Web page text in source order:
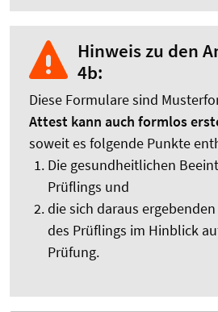
Hinweis zu den
4b:
Diese Formulare sind
Attest kann auch formlos
soweit es folgende Punkte
Die gesundheitlichen
Prüflings und
die sich daraus
des Prüflings im Hinblick
Prüfung.